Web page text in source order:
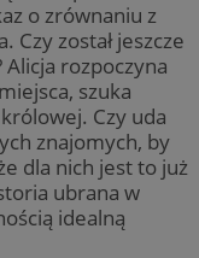
o zrównaniu z
Czy został jeszcze
Alicja rozpoczyna
szuka
królowej. Czy uda
znajomych, by
dla nich jest to już
ubrana w
idealną